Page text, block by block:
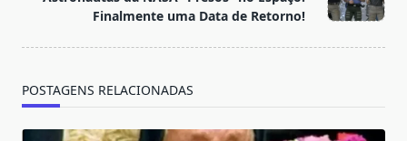
text">Page</span>Finalmente uma Data de Retorno!
POSTAGENS RELACIONADAS